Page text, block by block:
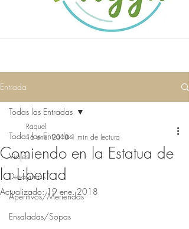
Entrada
Todas las Entradas
Viajes
Desayunos
Aperitivos/Meriendas
Ensaladas/Sopas
Todas las Entradas
Comiendo en la Estatua de
la Libertad
Raquel
16 ene. 2018 1 min de lectura
Actualizado:19 ene. 2018